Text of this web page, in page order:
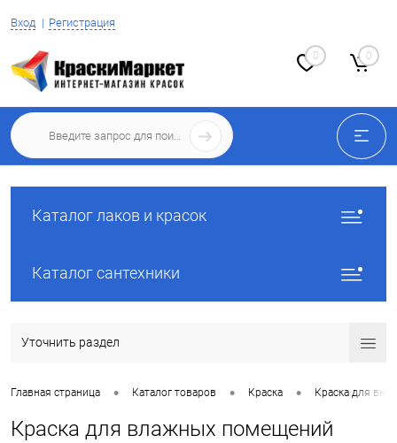
Вход Регистрация
0 0
Каталог лаков и красок
Каталог сантехники
Уточнить раздел
Главная страница • Каталог товаров • Краска • Краска для
Краска для влажных помещений